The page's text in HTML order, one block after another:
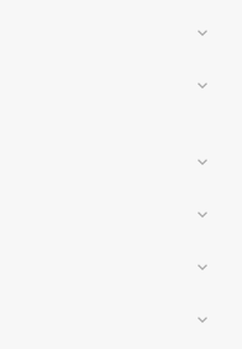





